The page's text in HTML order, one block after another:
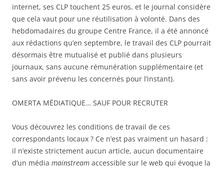
internet, ses CLP touchent 25 euros, et le journal considère
que cela vaut pour une réutilisation à volonté. Dans des
hebdomadaires du groupe Centre France, il a été annoncé
aux rédactions qu’en septembre, le travail des CLP pourrait
désormais être mutualisé et publié dans plusieurs
journaux, sans aucune rémunération supplémentaire (et
sans avoir prévenu les concernés pour l’instant).
OMERTA MÉDIATIQUE… SAUF POUR RECRUTER
Vous découvrez les conditions de travail de ces
correspondants locaux ? Ce n’est pas vraiment un hasard :
il n’existe strictement aucun article, aucun documentaire
d’un média mainstream accessible sur le web qui évoque la